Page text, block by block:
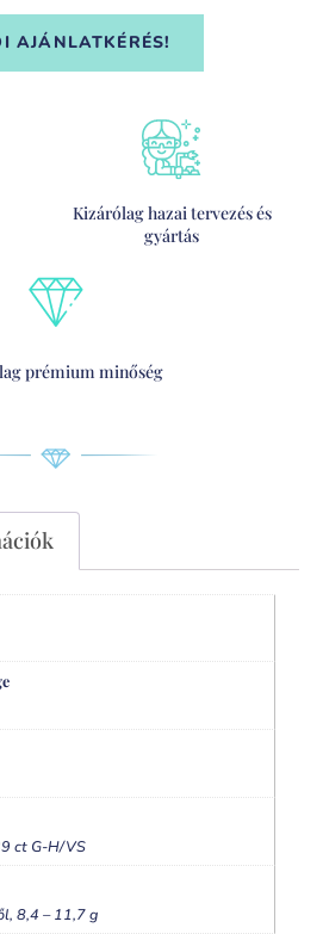
AJÁNLATKÉRÉS!
Kizárólag hazai tervezés és
gyártás
prémium minőség
ct G-H/VS
8,4 – 11,7 g